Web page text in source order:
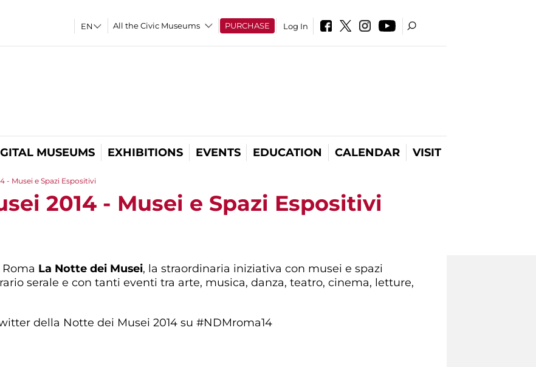
All the Civic Museums PURCHASE Log In
MUSEUMS EXHIBITIONS EVENTS EDUCATION CALENDAR VISIT
- Musei e Spazi Espositivi
2014 - Musei e Spazi Espositivi
La Notte dei Musei, la straordinaria iniziativa con musei e spazi
serale e con tanti eventi tra arte, musica, danza, teatro, cinema, letture,
della Notte dei Musei 2014 su #NDMroma14